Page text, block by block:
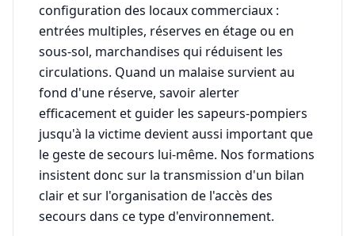
configuration des locaux commerciaux :
entrées multiples, réserves en étage ou en
sous-sol, marchandises qui réduisent les
circulations. Quand un malaise survient au
fond d'une réserve, savoir alerter
efficacement et guider les sapeurs-pompiers
jusqu'à la victime devient aussi important que
le geste de secours lui-même. Nos formations
insistent donc sur la transmission d'un bilan
clair et sur l'organisation de l'accès des
secours dans ce type d'environnement.